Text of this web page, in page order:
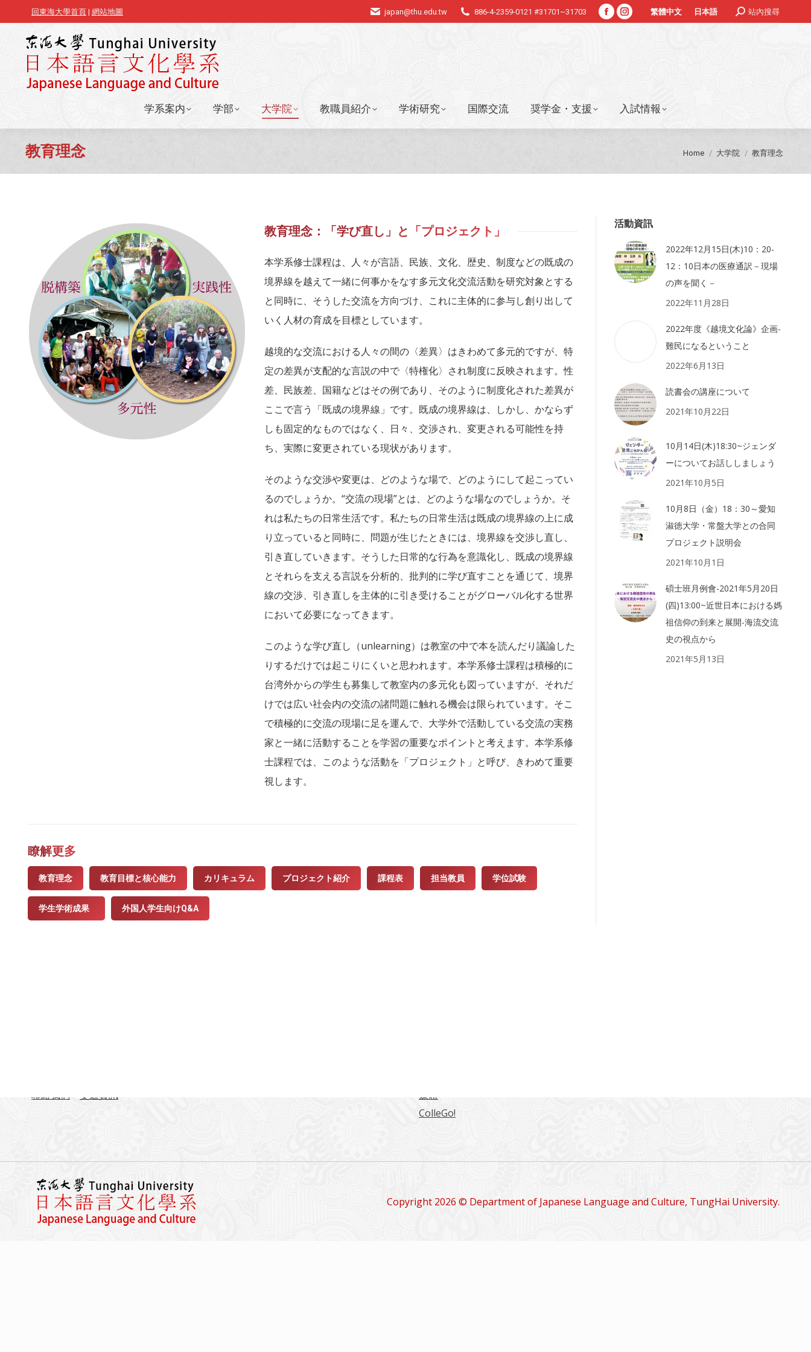
回東海大學首頁 | 網站地圖 japan@thu.edu.tw 886-4-2359-0121 #31701~31703
FacebookInstagram
繁體中文 日本語 Search:站內搜尋
学系案内 学部 大学院 教職員紹介 学術研究 国際交流 奨学金・支援 入試情報
教育理念 You are here:
Home 大学院 教育理念
教育理念：「学び直し」と「プロジェクト」
本学系修士課程は、人々が言語、民族、文化、歴史、制度などの既成の
境界線を越えて一緒に何事かをなす多元文化交流活動を研究対象とする
と同時に、そうした交流を方向づけ、これに主体的に参与し創り出して
いく人材の育成を目標としています。
越境的な交流における人々の間の〈差異〉はきわめて多元的ですが、特
定の差異が支配的な言説の中で〈特権化〉され制度に反映されます。性
差、民族差、国籍などはその例であり、そのように制度化された差異が
ここで言う「既成の境界線」です。既成の境界線は、しかし、かならず
しも固定的なものではなく、日々、交渉され、変更される可能性を持
ち、実際に変更されている現状があります。
そのような交渉や変更は、どのような場で、どのようにして起こってい
るのでしょうか。“交流の現場”とは、どのような場なのでしょうか。そ
れは私たちの日常生活です。私たちの日常生活は既成の境界線の上に成
り立っていると同時に、問題が生じたときには、境界線を交渉し直し、
引き直していきます。そうした日常的な行為を意識化し、既成の境界線
とそれらを支える言説を分析的、批判的に学び直すことを通じて、境界
線の交渉、引き直しを主体的に引き受けることがグローバル化する世界
において必要になってきます。
このような学び直し（unlearning）は教室の中で本を読んだり議論した
りするだけでは起こりにくいと思われます。本学系修士課程は積極的に
台湾外からの学生も募集して教室内の多元化も図っていますが、それだ
けでは広い社会内の交流の諸問題に触れる機会は限られています。そこ
で積極的に交流の現場に足を運んで、大学外で活動している交流の実務
家と一緒に活動することを学習の重要なポイントと考えます。本学系修
士課程では、このような活動を「プロジェクト」と呼び、きわめて重要
視します。
瞭解更多
教育理念 教育目標と核心能力 カリキュラム プロジェクト紹介 課程表 担当教員 学位試験
学生学術成果 外国人学生向けQ&A
活動資訊
2022年12月15日(木)10：20-
12：10日本の医療通訳－現場
の声を聞く－
2022年11月28日
2022年度《越境文化論》企画-
難民になるということ
2022年6月13日
読書会の講座について
2021年10月22日
10月14日(木)18:30~ジェンダ
ーについてお話ししましょう
2021年10月5日
10月8日（金）18：30～愛知
淑徳大学・常盤大学との合同
プロジェクト説明会
2021年10月1日
碩士班月例會-2021年5月20日
(四)13:00~近世日本における媽
祖信仰の到来と展開-海流交流
史の視点から
2021年5月13日
聯絡我們
交通資訊
媒體
ColleGo!
Copyright 2026 © Department of Japanese Language and Culture, TungHai University.
学系案内 学部 大学院 教職員紹介 学術研究 国際交流 奨学金・支援 入試情報